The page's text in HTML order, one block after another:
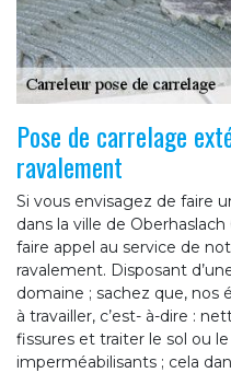
Pose de carrelage
ravalement
Si vous envisagez de faire
dans la ville de
faire appel au service de
ravalement. Disposant
domaine ; sachez que, nos
à travailler, c’est- à-dire :
fissures et traiter le sol ou
imperméabilisants ; cela